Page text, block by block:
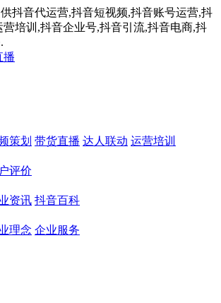
供抖音代运营,抖音短视频,抖音账号运营,抖
培训,抖音企业号,抖音引流,抖音电商,抖
播
策划 带货直播 达人联动 运营培训
评价
资讯 抖音百科
理念 企业服务